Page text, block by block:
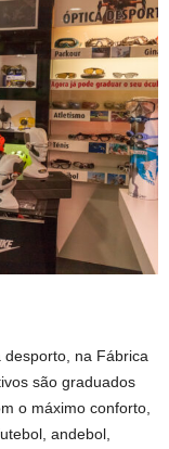
na Fábrica
são graduados
o máximo conforto,
andebol,